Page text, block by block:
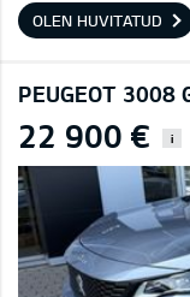
OLEN HUVITATUD
PEUGEOT 3008
22 900 € i